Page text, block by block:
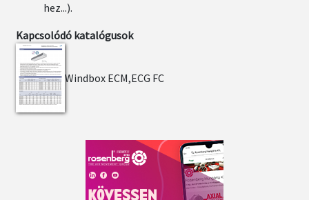
hez...).
Kapcsolódó katalógusok
Windbox ECM,ECG FC